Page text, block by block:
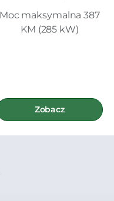
Moc maksymalna 387
KM (285 kW)
Zobacz